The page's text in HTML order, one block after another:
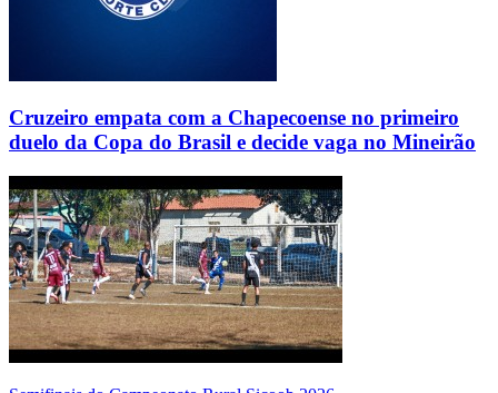
Cruzeiro empata com a Chapecoense no primeiro
duelo da Copa do Brasil e decide vaga no Mineirão